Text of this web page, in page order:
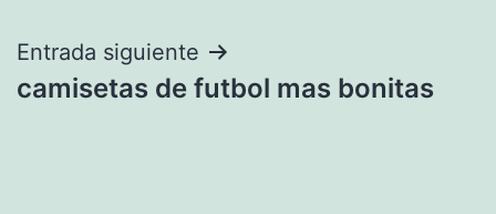
entradas
Entrada siguiente
camisetas de futbol mas bonitas